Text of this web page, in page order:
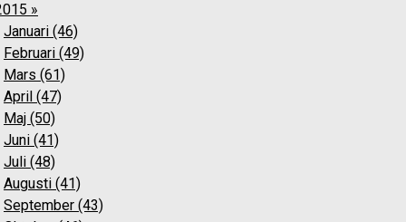
»
Januari (46)
Februari (49)
Mars (61)
April (47)
Maj (50)
Juni (41)
Juli (48)
Augusti (41)
September (43)